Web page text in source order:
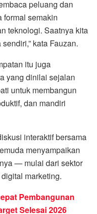
peluang dan
formal semakin
teknologi. Saatnya kita
kata Fauzan.
itu juga
yang dinilai sejalan
untuk membangun
dan mandiri
interaktif bersama
menyampaikan
— mulai dari sektor
marketing.
Pembangunan
Selesai 2026